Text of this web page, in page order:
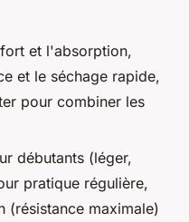
et l'absorption,
et le séchage rapide,
pour combiner les
débutants (léger,
pratique régulière,
(résistance maximale)